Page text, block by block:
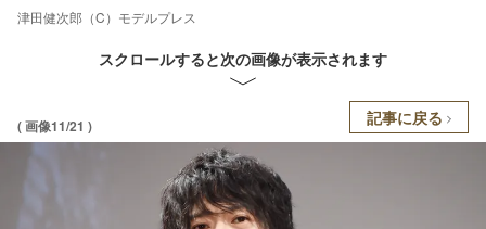
津田健次郎（C）モデルプレス
スクロールすると次の画像が表示されます
( 画像11/21 ) 記事に戻る